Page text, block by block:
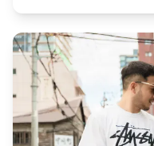
fotográficos ideales en
costera de aguas termales. Las sesiones de
están disponibles en
kyo y se pueden
Organizaremos un
**Lugares destacados
Onsen-kyo:** **Shiroyone Senmaida (Mil Terrazas de
Arroz)** - Terrazas de